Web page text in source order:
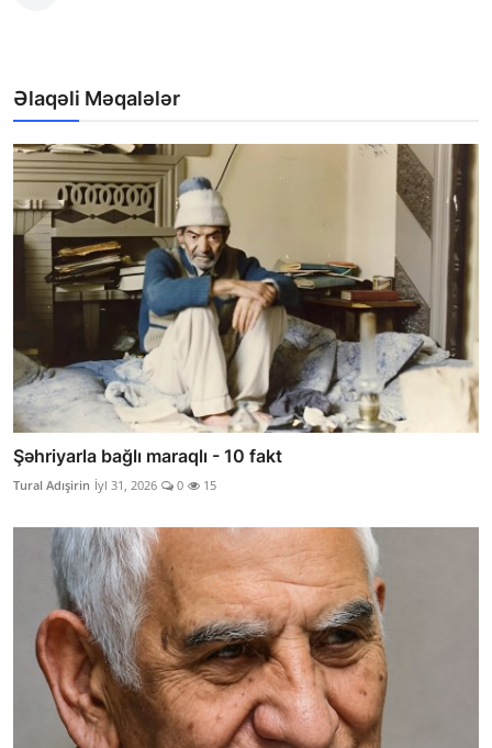
Əlaqəli Məqalələr
Şəhriyarla bağlı maraqlı - 10 fakt
Tural Adışirin İyl 31, 2026 0 15